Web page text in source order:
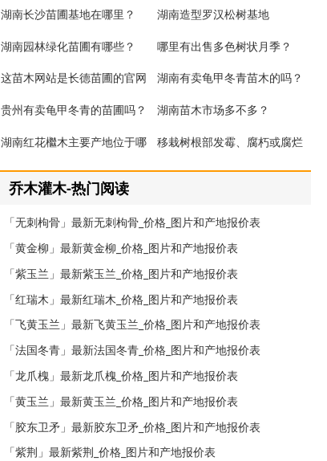
湖南长沙苗圃基地在哪里？ 湖南造型罗汉松树基地
湖南园林绿化苗圃有哪些？ 哪里有出售多色树状月季？
这苗木网站是长德苗圃的官网
湖南有卖龟甲冬青苗木的吗？
贵州有卖龟甲冬青的苗圃吗？ 湖南苗木市场多不多？
湖南红花檵木主要产地位于哪
移栽树根部发霉、腐朽或腐烂
乔木灌木-热门阅读
「无刺枸骨」最新无刺枸骨_价格_图片和产地报价表
「黄金柳」最新黄金柳_价格_图片和产地报价表
「紫玉兰」最新紫玉兰_价格_图片和产地报价表
「红瑞木」最新红瑞木_价格_图片和产地报价表
「飞黄玉兰」最新飞黄玉兰_价格_图片和产地报价表
「法国冬青」最新法国冬青_价格_图片和产地报价表
「龙爪槐」最新龙爪槐_价格_图片和产地报价表
「黄玉兰」最新黄玉兰_价格_图片和产地报价表
「胶东卫矛」最新胶东卫矛_价格_图片和产地报价表
「紫荆」最新紫荆_价格_图片和产地报价表